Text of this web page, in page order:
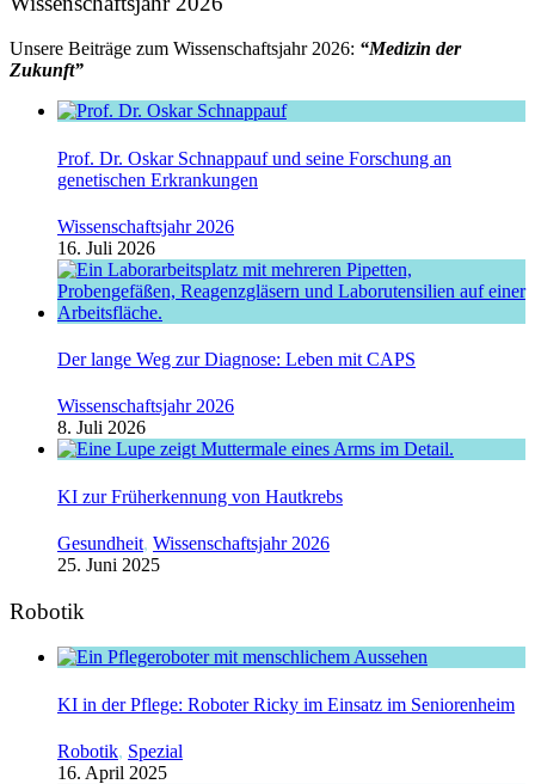
Unsere Beiträge zum Wissenschaftsjahr 2026: “Medizin der
Zukunft”
Prof. Dr. Oskar Schnappauf und seine Forschung an
genetischen Erkrankungen
Wissenschaftsjahr 2026
16. Juli 2026
Der lange Weg zur Diagnose: Leben mit CAPS
Wissenschaftsjahr 2026
8. Juli 2026
KI zur Früherkennung von Hautkrebs
Gesundheit, Wissenschaftsjahr 2026
25. Juni 2025
Robotik
KI in der Pflege: Roboter Ricky im Einsatz im Seniorenheim
Robotik, Spezial
16. April 2025